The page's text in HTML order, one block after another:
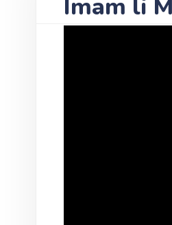
Imam li